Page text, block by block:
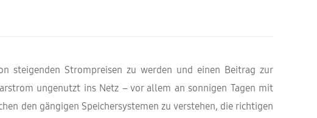
steigenden Strompreisen zu werden und einen Beitrag zur
ungenutzt ins Netz – vor allem an sonnigen Tagen mit
den gängigen Speichersystemen zu verstehen, die richtigen